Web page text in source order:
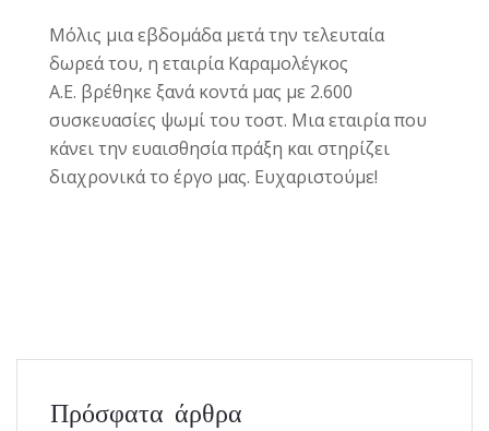
Μόλις μια εβδομάδα μετά την τελευταία
δωρεά του, η εταιρία Καραμολέγκος
Α.Ε. βρέθηκε ξανά κοντά μας με 2.600
συσκευασίες ψωμί του τοστ. Μια εταιρία που
κάνει την ευαισθησία πράξη και στηρίζει
διαχρονικά το έργο μας. Ευχαριστούμε!
Πρόσφατα άρθρα